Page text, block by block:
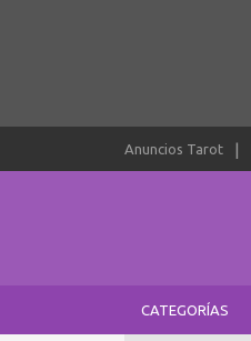
Anuncios Tarot
CATEGORÍAS